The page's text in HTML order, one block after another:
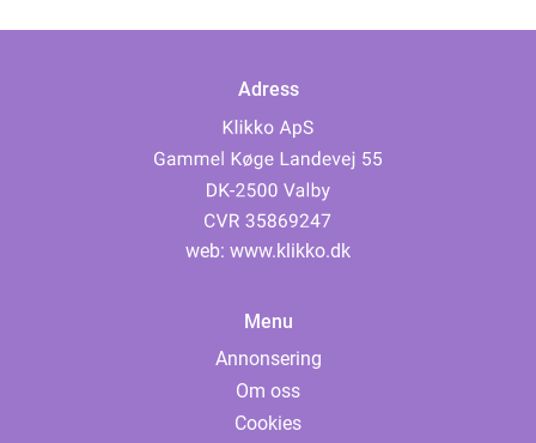
Adress
web: www.klikko.dk
Menu
Annonsering
Om oss
Cookies